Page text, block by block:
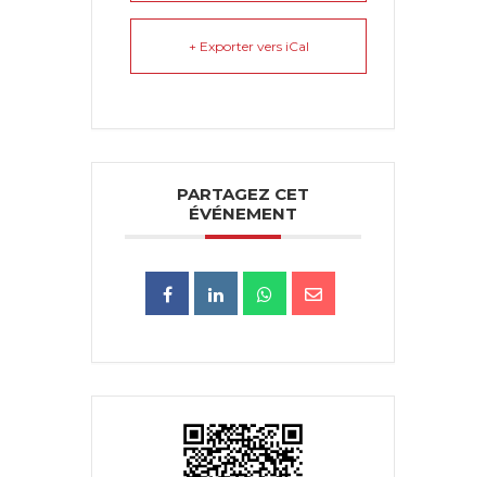
+ Exporter vers iCal
PARTAGEZ CET
ÉVÉNEMENT